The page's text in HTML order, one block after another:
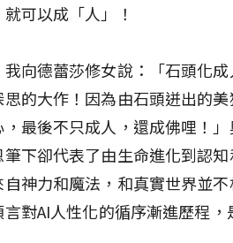
可以成「人」！
向德蕾莎修女說：「石頭化
思的大作！因為由石頭迸出的
最後不只成人，還成佛哩！
下卻代表了由生命進化到認
神力和魔法，和真實世界並
對AI人性化的循序漸進歷程，